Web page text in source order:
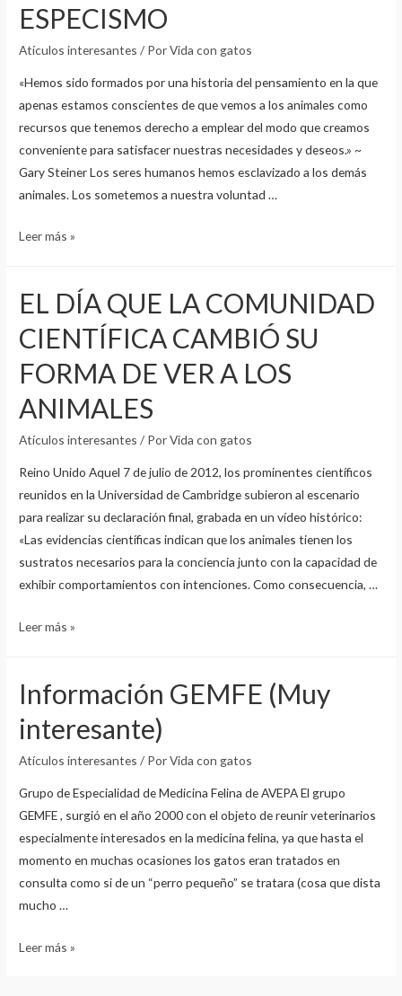
Cross-
ESPECISMO
Atículos interesantes / PorVida con gatos
«Hemos sido formados por una historia del pensamiento en la que
apenas estamos conscientes de que vemos a los animales como
recursos que tenemos derecho a emplear del modo que creamos
conveniente para satisfacer nuestras necesidades y deseos.» ~
Gary Steiner Los seres humanos hemos esclavizado a los demás
animales. Los sometemos a nuestra voluntad …
ADOCTRINAR
ESPECISMO
Leer más »
EL DÍA QUE LA COMUNIDAD
CIENTÍFICA CAMBIÓ SU
FORMA DE VER A LOS
ANIMALES
Atículos interesantes / PorVida con gatos
Reino Unido Aquel 7 de julio de 2012, los prominentes científicos
reunidos en la Universidad de Cambridge subieron al escenario
para realizar su declaración final, grabada en un vídeo histórico:
«Las evidencias científicas indican que los animales tienen los
sustratos necesarios para la conciencia junto con la capacidad de
exhibir comportamientos con intenciones. Como consecuencia, …
EL
LA
COMUNIDAD
CIENTÍFICA
CAMBIÓ
Leer más »
Información GEMFE (Muy
interesante)
Atículos interesantes / PorVida con gatos
Grupo de Especialidad de Medicina Felina de AVEPA El grupo
GEMFE , surgió en el año 2000 con el objeto de reunir veterinarios
especialmente interesados en la medicina felina, ya que hasta el
momento en muchas ocasiones los gatos eran tratados en
consulta como si de un “perro pequeño” se tratara (cosa que dista
mucho …
Información
Leer más »